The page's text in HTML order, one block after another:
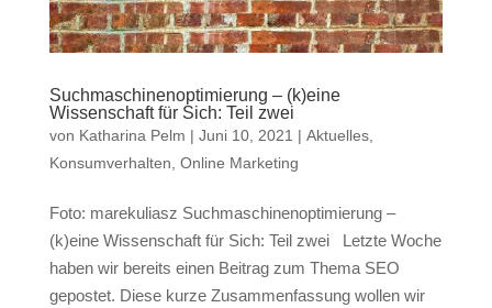
Suchmaschinenoptimierung – (k)eine
Wissenschaft für Sich: Teil zwei
von Katharina Pelm | Juni 10, 2021 | Aktuelles,
Konsumverhalten, Online Marketing
Foto: marekuliasz Suchmaschinenoptimierung –
(k)eine Wissenschaft für Sich: Teil zwei Letzte Woche
haben wir bereits einen Beitrag zum Thema SEO
gepostet. Diese kurze Zusammenfassung wollen wir